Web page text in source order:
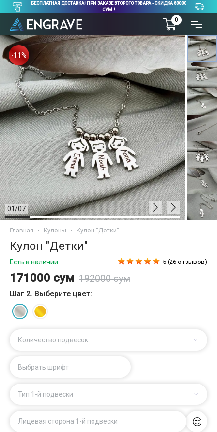
БЕСПЛАТНАЯ ДОСТАВКА! ПРИ ЗАКАЗЕ ВТОРОГО ТОВАРА - СКИДКА 80000
СУМ.!
0
-11%
01/07
Главная Кулоны Кулон "Детки"
Кулон "Детки"
Есть в наличии
171000 сум 192000 сум
5 (26 отзывов)
Шаг 2. Выберите цвет:
Количество подвесок
Выбрать шрифт
Тип 1-й подвески
Лицевая сторона 1-й подвески